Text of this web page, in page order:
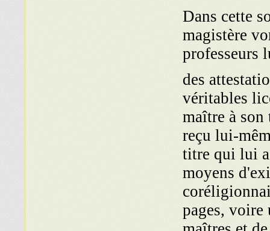
Dans cette
magistère
professeurs
des
véritables
maître à son
reçu lui-
titre qui lui
moyens
pages, voire